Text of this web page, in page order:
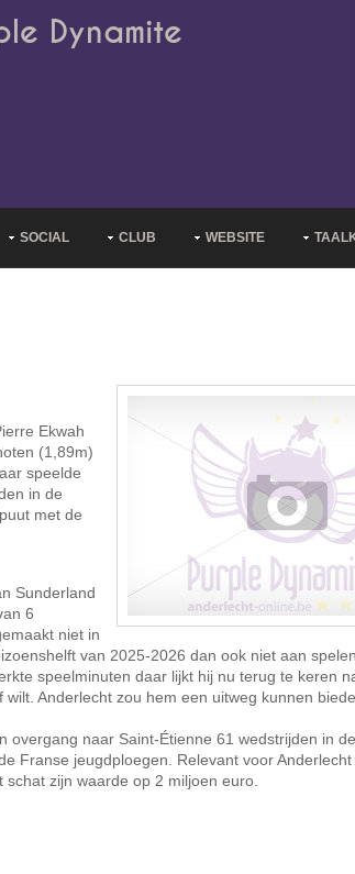
Dynamite
SOCIAL CLUB WEBSITE
Ekwah
(1,89m)
speelde
in de
met de
Sunderland
6
niet in
van 2025-2026 dan ook niet aan
speelminuten daar lijkt hij nu terug te keren
Anderlecht zou hem een uitweg kunnen
overgang naar Saint-Étienne 61 wedstrijden in de
Franse jeugdploegen. Relevant voor
zijn waarde op 2 miljoen euro.